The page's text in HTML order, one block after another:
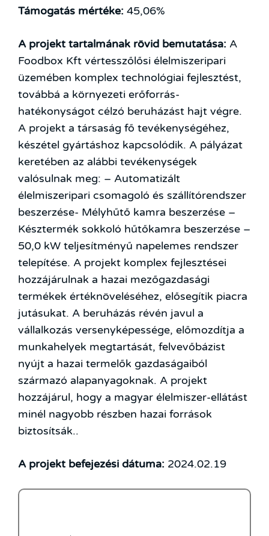
Támogatás mértéke: 45,06%
A projekt tartalmának rövid bemutatása: A
Foodbox Kft vértesszőlősi élelmiszeripari
üzemében komplex technológiai fejlesztést,
továbbá a környezeti erőforrás-
hatékonyságot célzó beruházást hajt végre.
A projekt a társaság fő tevékenységéhez,
készétel gyártáshoz kapcsolódik. A pályázat
keretében az alábbi tevékenységek
valósulnak meg: – Automatizált
élelmiszeripari csomagoló és szállítórendszer
beszerzése- Mélyhűtő kamra beszerzése –
Késztermék sokkoló hűtőkamra beszerzése –
50,0 kW teljesítményű napelemes rendszer
telepítése. A projekt komplex fejlesztései
hozzájárulnak a hazai mezőgazdasági
termékek értéknöveléséhez, elősegítik piacra
jutásukat. A beruházás révén javul a
vállalkozás versenyképessége, előmozdítja a
munkahelyek megtartását, felvevőbázist
nyújt a hazai termelők gazdaságaiból
származó alapanyagoknak. A projekt
hozzájárul, hogy a magyar élelmiszer-ellátást
minél nagyobb részben hazai források
biztosítsák..
A projekt befejezési dátuma: 2024.02.19